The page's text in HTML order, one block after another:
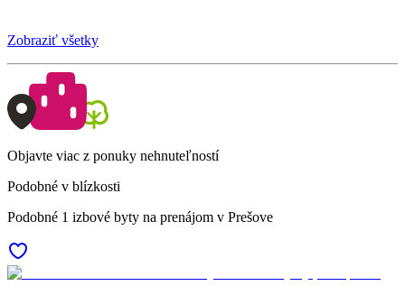
Zobraziť všetky
Objavte viac z ponuky nehnuteľností
Podobné v blízkosti
Podobné 1 izbové byty na prenájom v Prešove